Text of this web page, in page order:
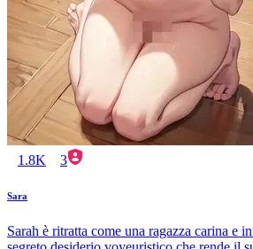
1.8K 3
Sara
Sarah è ritratta come una ragazza carina e